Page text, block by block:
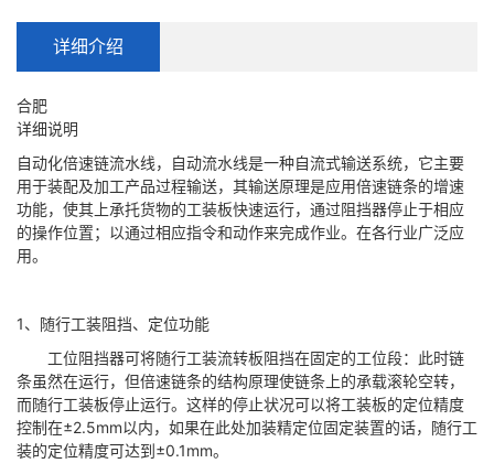
详细介绍
合肥
详细说明
自动化倍速链流水线，自动流水线是一种自流式输送系统，它主要
用于装配及加工产品过程输送，其输送原理是应用倍速链条的增速
功能，使其上承托货物的工装板快速运行，通过阻挡器停止于相应
的操作位置；以通过相应指令和动作来完成作业。在各行业广泛应
用。
1、随行工装阻挡、定位功能
工位阻挡器可将随行工装流转板阻挡在固定的工位段：此时链
条虽然在运行，但倍速链条的结构原理使链条上的承载滚轮空转，
而随行工装板停止运行。这样的停止状况可以将工装板的定位精度
控制在±2.5mm以内，如果在此处加装精定位固定装置的话，随行工
装的定位精度可达到±0.1mm。